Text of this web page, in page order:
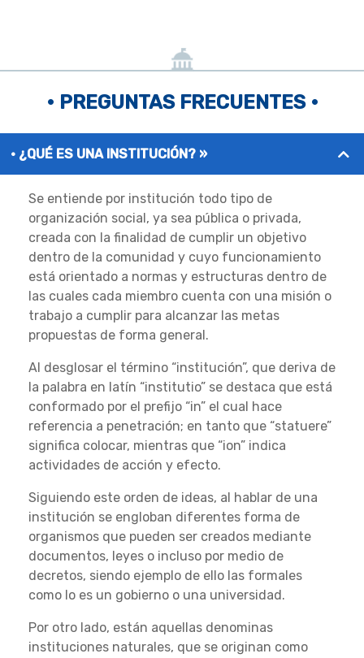
• PREGUNTAS FRECUENTES •
¿QUÉ ES UNA INSTITUCIÓN? »
Se entiende por institución todo tipo de
organización social, ya sea pública o privada,
creada con la finalidad de cumplir un objetivo
dentro de la comunidad y cuyo funcionamiento
está orientado a normas y estructuras dentro de
las cuales cada miembro cuenta con una misión o
trabajo a cumplir para alcanzar las metas
propuestas de forma general.
Al desglosar el término “institución”, que deriva de
la palabra en latín “institutio” se destaca que está
conformado por el prefijo “in” el cual hace
referencia a penetración; en tanto que “statuere”
significa colocar, mientras que “ion” indica
actividades de acción y efecto.
Siguiendo este orden de ideas, al hablar de una
institución se engloban diferentes forma de
organismos que pueden ser creados mediante
documentos, leyes o incluso por medio de
decretos, siendo ejemplo de ello las formales
como lo es un gobierno o una universidad.
Por otro lado, están aquellas denominas
instituciones naturales, que se originan como